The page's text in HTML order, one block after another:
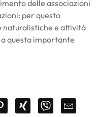
delle associazioni
per questo
naturalistiche e attività
questa importante